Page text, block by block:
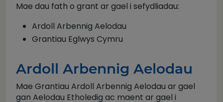
Mae dau fath o grant ar gael i sefydliadau:
Ardoll Arbennig Aelodau
Grantiau Eglwys Cymru
Ardoll Arbennig Aelodau
Mae Grantiau Ardoll Arbennig Aelodau ar gael
gan Aelodau Etholedig ac maent ar gael i